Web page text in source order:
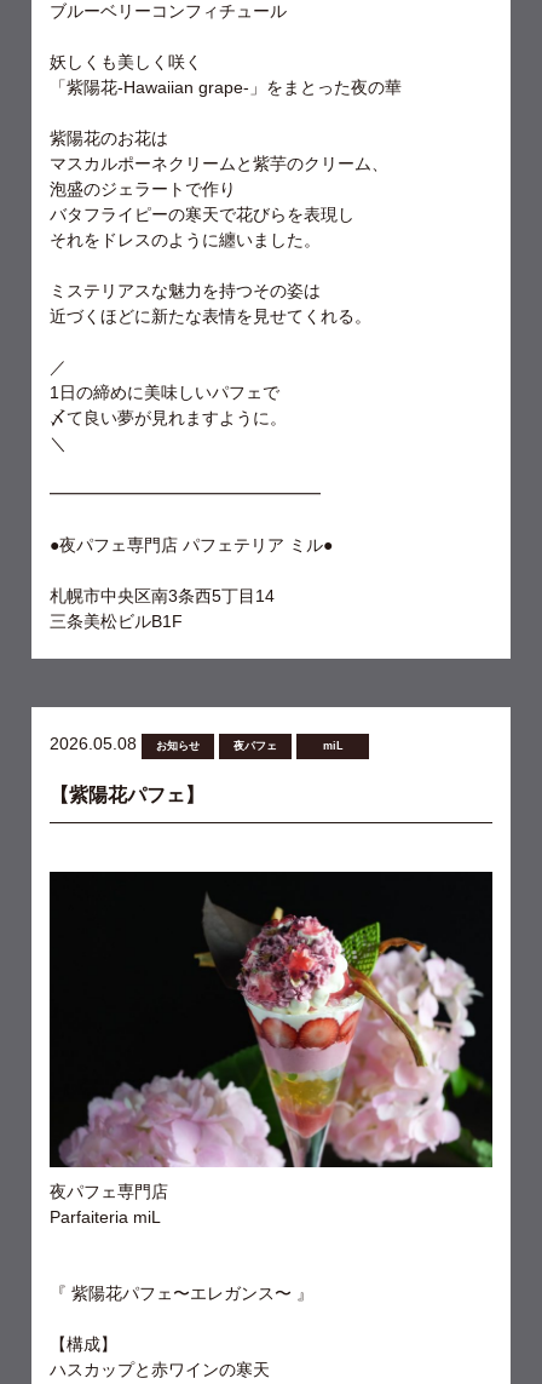
ブルーベリーコンフィチュール
妖しくも美しく咲く
「紫陽花-Hawaiian grape-」をまとった夜の華
紫陽花のお花は
マスカルポーネクリームと紫芋のクリーム、
泡盛のジェラートで作り
バタフライピーの寒天で花びらを表現し
それをドレスのように纏いました。
ミステリアスな魅力を持つその姿は
近づくほどに新たな表情を見せてくれる。
／
1日の締めに美味しいパフェで
〆て良い夢が見れますように。
＼
━━━━━━━━━━━━━━━━
●夜パフェ専門店 パフェテリア ミル●
札幌市中央区南3条西5丁目14
三条美松ビルB1F
2026.05.08 お知らせ 夜パフェ miL
【紫陽花パフェ】
夜パフェ専門店
Parfaiteria miL
『 紫陽花パフェ〜エレガンス〜 』
【構成】
ハスカップと赤ワインの寒天